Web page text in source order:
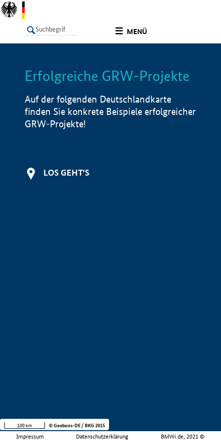
MENÜ
LISTE Info
Erfolgreiche GRW-Projekte
Auf der folgenden Deutschlandkarte
finden Sie konkrete Beispiele erfolgreicher
GRW-Projekte!
LOS GEHT'S
Impressum Datenschutzerklärung BMWi.de, 2021 ©
100 km © Geobasis-DE / BKG 2015